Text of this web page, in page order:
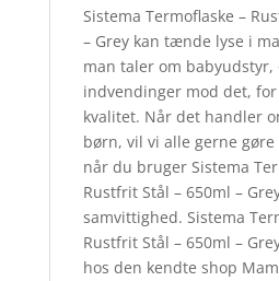
Sistema Termoflaske –
– Grey kan tænde lyse i
man taler om babyudstyr,
indvendinger mod det,
kvalitet. Når det handler
børn, vil vi alle gerne
når du bruger Sistema
Rustfrit Stål – 650ml –
samvittighed. Sistema
Rustfrit Stål – 650ml –
hos den kendte shop